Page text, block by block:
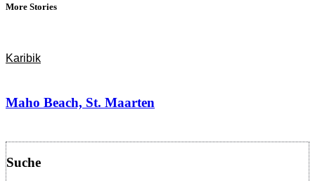
More Stories
Karibik
Maho Beach, St. Maarten
Suche